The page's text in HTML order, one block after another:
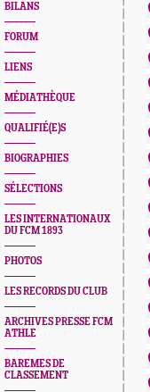
BILANS
FORUM
LIENS
MÉDIATHÈQUE
QUALIFIÉ(E)S
BIOGRAPHIES
SÉLECTIONS
LES INTERNATIONAUX
DU FCM 1893
PHOTOS
LES RECORDS DU CLUB
ARCHIVES PRESSE FCM
ATHLE
BAREMES DE
CLASSEMENT